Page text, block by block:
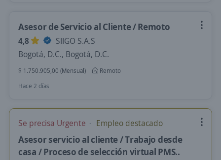
Asesor de Servicio al Cliente / Remoto
4,8
SIIGO S.A.S
Bogotá, D.C., Bogotá, D.C.
$ 1.750.905,00 (Mensual)
Remoto
Hace 2 días
Se precisa Urgente Empleo destacado
Asesor servicio al cliente / Trabajo desde
casa / Proceso de selección virtual PMS..